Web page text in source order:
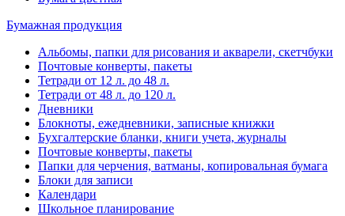
Бумажная продукция
Альбомы, папки для рисования и акварели, скетчбуки
Почтовые конверты, пакеты
Тетради от 12 л. до 48 л.
Тетради от 48 л. до 120 л.
Дневники
Блокноты, ежедневники, записные книжки
Бухгалтерские бланки, книги учета, журналы
Почтовые конверты, пакеты
Папки для черчения, ватманы, копировальная бумага
Блоки для записи
Календари
Школьное планирование